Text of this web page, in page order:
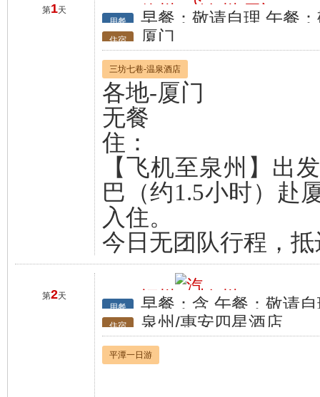
第1天 行程 徐州 泉州/厦门
用餐 早餐：敬请自理 午餐
住宿 厦门
三坊七巷-温泉酒店
各地-厦门
无餐
住：
【飞机至泉州】出
巴（约1.5小时）赴
入住。
今日无团队行程，
第2天 行程 福州 泉州
用餐 早餐：含 午餐：敬请
住宿 泉州/惠安四星酒店
平潭一日游